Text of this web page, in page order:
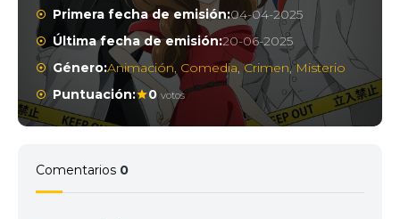
Primera fecha de emisión:04-04-2025
Última fecha de emisión:20-06-2025
Género:Animación, Comedia,Crimen,Misterio
Puntuación:
0 votos
Comentarios 0